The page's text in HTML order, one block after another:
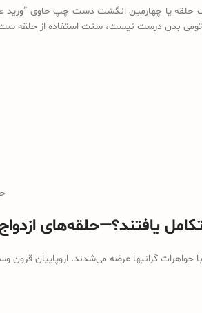
حلقه یا چهارمین انگشت دست چپ حاوی “ورید
بدن درست نیست، سنت استفاده از حلقه ست
یافتند؟—حلقه‌های
گرانبها عرضه می‌شدند. اروپاییان قرون